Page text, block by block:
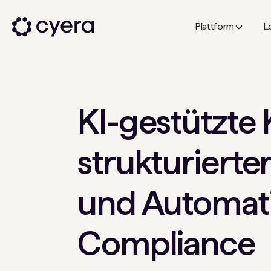
Plattform
KI-gestützte
und
Compliance